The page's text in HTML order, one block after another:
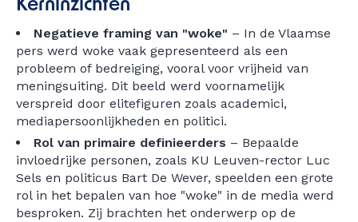
Kerninzichten
Negatieve framing van "woke" – In de Vlaamse
pers werd woke vaak gepresenteerd als een
probleem of bedreiging, vooral voor vrijheid van
meningsuiting. Dit beeld werd voornamelijk
verspreid door elitefiguren zoals academici,
mediapersoonlijkheden en politici.
Rol van primaire definieerders – Bepaalde
invloedrijke personen, zoals KU Leuven-rector Luc
Sels en politicus Bart De Wever, speelden een grote
rol in het bepalen van hoe "woke" in de media werd
besproken. Zij brachten het onderwerp op de